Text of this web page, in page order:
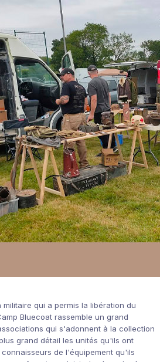
qui a permis la libération du
Bluecoat rassemble un grand
qui s'adonnent à la collection
grand détail les unités qu'ils ont
de l'équipement qu'ils